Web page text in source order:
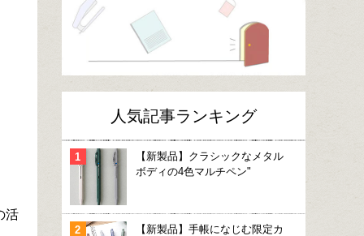
活
人気記事ランキング
【新製品】クラシックなメタル
ボディの4色マルチペン"
【新製品】手帳になじむ限定カ